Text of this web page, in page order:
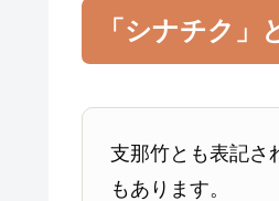
「シナチク」
支那竹とも表記さ
もあります。